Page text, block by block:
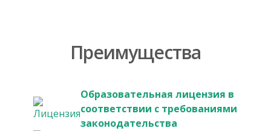
Преимущества
Образовательная лицензия в
соответствии с требованиями
законодательства